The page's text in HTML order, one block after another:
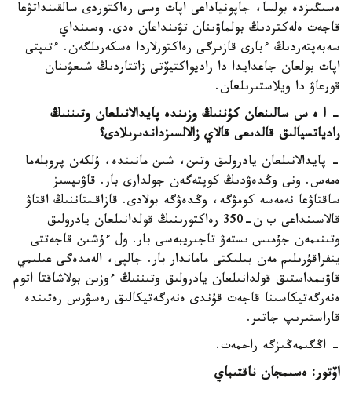
ەسىڭىزدە بولسا، جاپونياداعى اپات وسى رەاكتوردى سالقىنداتۋعا
قاجەت ەلەكتردىڭ بولماۋىنان تۋىنداعان ەدى. وسىنداي
سەبەپتەردىڭ ءبارى قازىرگى رەاكتورلاردا ەسكەرىلگەن. ءتىپتى
اپات بولعان جاعدايدا دا راديواكتيۆتى زاتتاردىڭ شىعۋىنان
قورعاۋ دا ويلاستىرىلعان.
- ا ە س سالىنعان كۇننىڭ وزىندە پايدالانىلعان وتىننىڭ
رادياتسيالىق قالدىعى قالاي زالالسىزداندىرىلادى؟
- پايدالانىلعان يادرولىق وتىن، شىن مانىندە، ۇلكەن پروبلەما
ەمەس. ونى وڭدەۋدىڭ كوپتەگەن جولدارى بار. قاۋىپسىز
ساقتاۋعا نەمەسە كومۋگە، وڭدەۋگە بولادى. قازاقستاننىڭ اقتاۋ
قالاسىنداعى ب ن-350 رەاكتورىنىڭ قولدانىلعان يادرولىق
وتىنىمەن جۇمىس ىستەۋ تاجىريبەسى بار. ول ءۇشىن قاجەتتى
ينفراقۇرىلىم مەن بىلىكتى ماماندار بار. جالپى، الەمدەگى عىلىمي
قاۋىمداستىق قولدانىلعان يادرولىق وتىننىڭ ءوزىن بولاشاقتا اتوم
ەنەرگەتيكاسىنا قاجەت قۇندى ەنەرگەتيكالىق رەسۋرس رەتىندە
قاراستىرىپ جاتىر.
- اڭگىمەڭىزگە راحمەت.
اۆتور: ەسىمجان ناقتىباي